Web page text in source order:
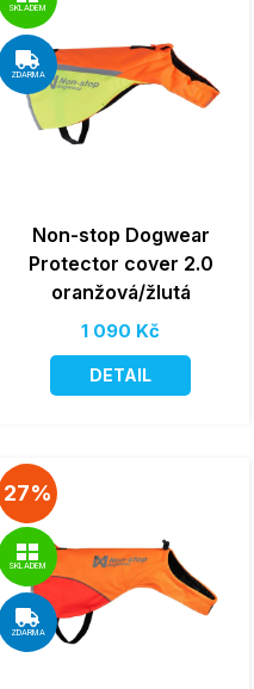
SKLADEM
ZDARMA
Non-stop Dogwear
Protector cover 2.0
oranžová/žlutá
1 090 Kč
DETAIL
27%
SKLADEM
ZDARMA